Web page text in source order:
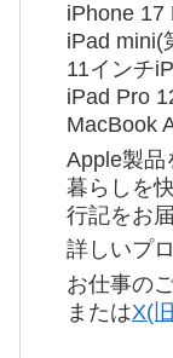
iPhone 17
iPad mini(
11インチ
iPad Pro
MacBook
Apple製品
暮らしを
行記をお届
詳しいプ
お仕事の
またはX(